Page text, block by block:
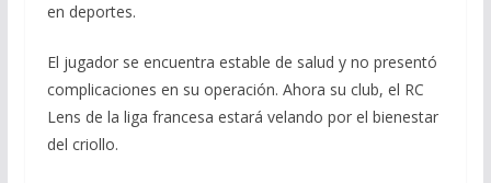
en deportes.
El jugador se encuentra estable de salud y no presentó
complicaciones en su operación. Ahora su club, el RC
Lens de la liga francesa estará velando por el bienestar
del criollo.